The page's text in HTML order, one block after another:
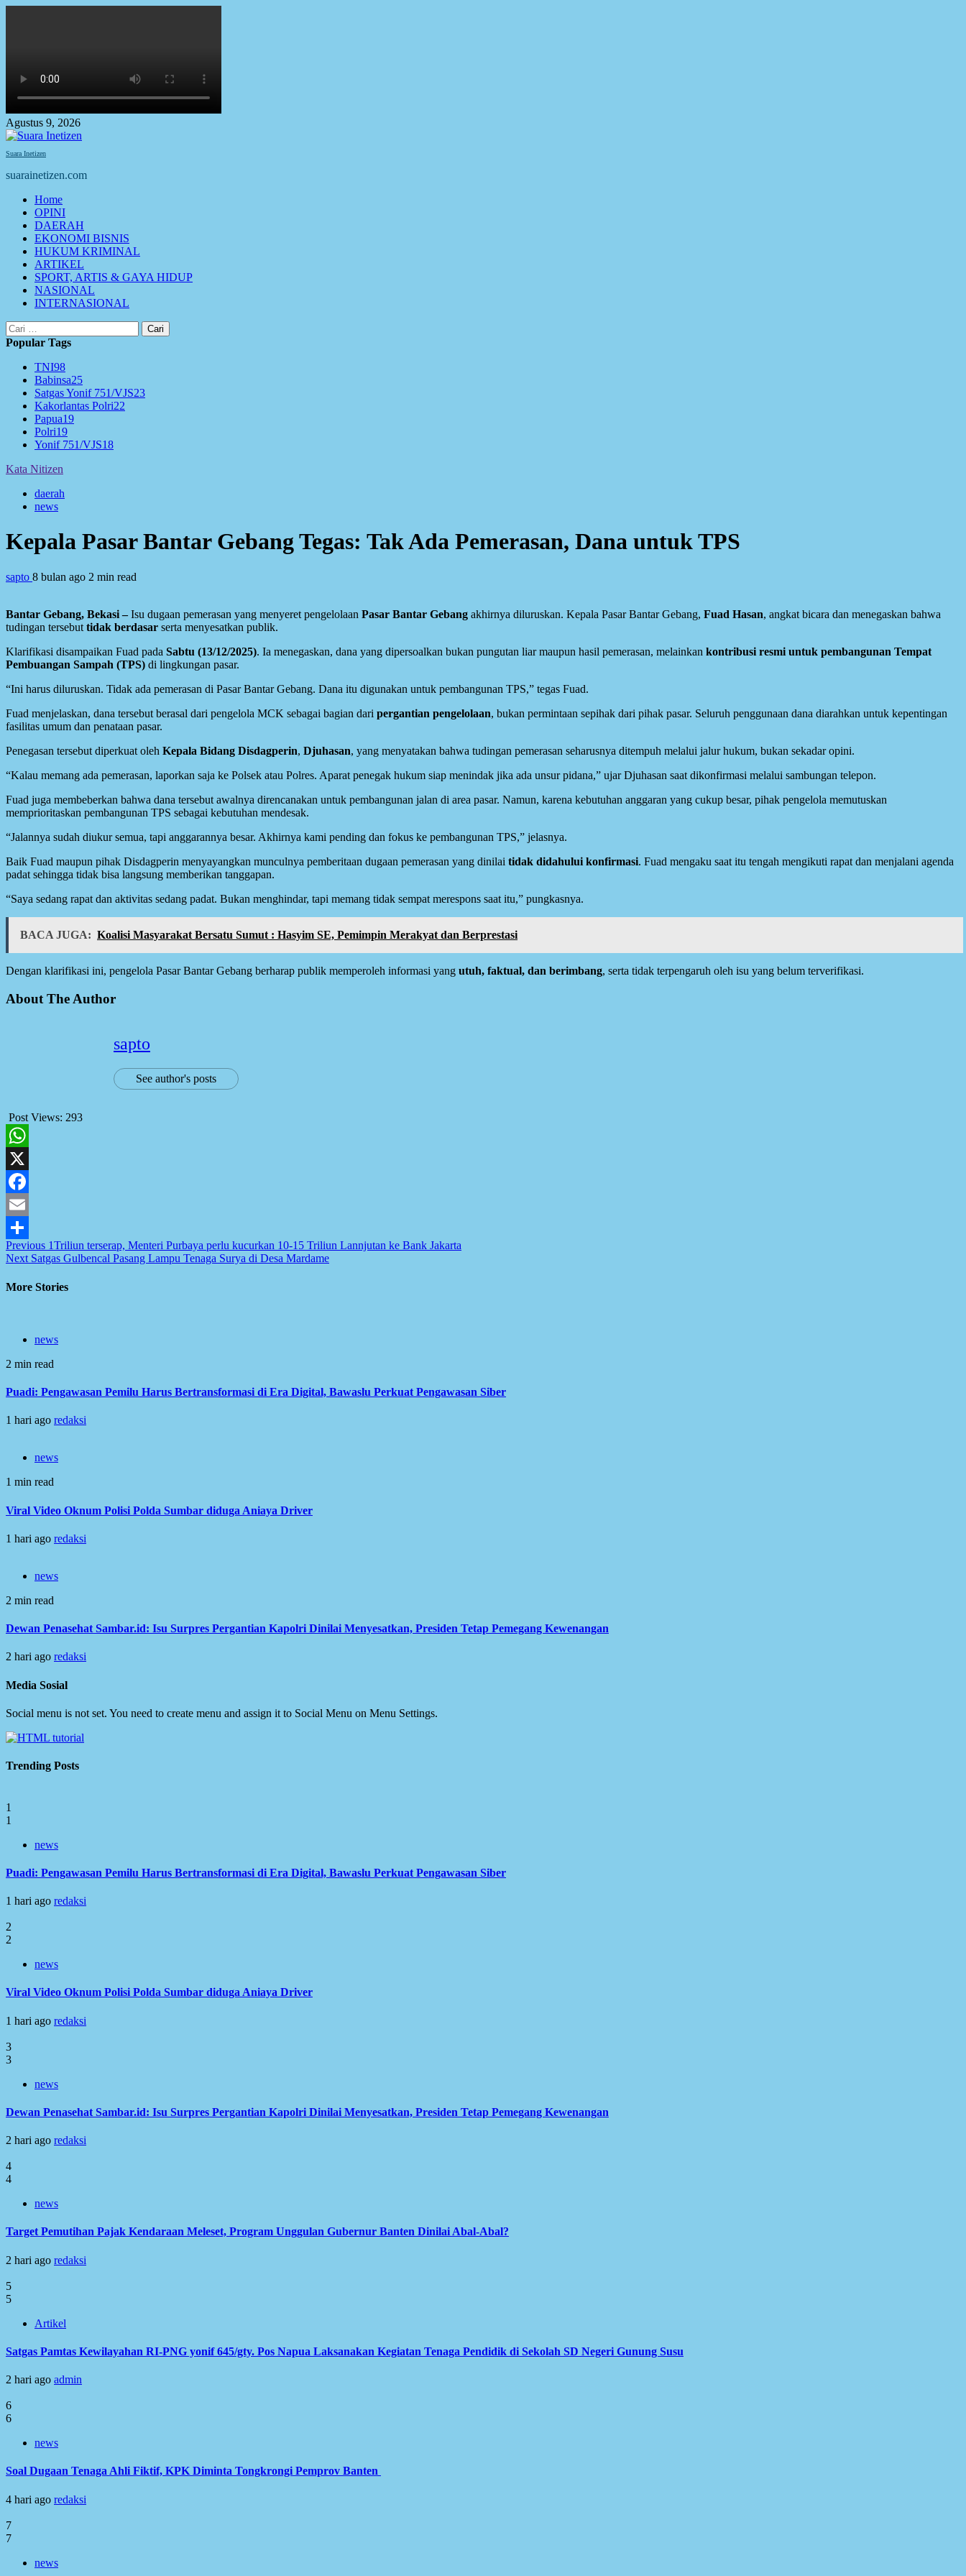
Agustus 9, 2026
Suara Inetizen
suarainetizen.com
Primary
Menu
Home
OPINI
DAERAH
EKONOMI BISNIS
HUKUM KRIMINAL
ARTIKEL
SPORT, ARTIS & GAYA HIDUP
NASIONAL
INTERNASIONAL
Cari
untuk:
Popular Tags
TNI98
Babinsa25
Satgas Yonif 751/VJS23
Kakorlantas Polri22
Papua19
Polri19
Yonif 751/VJS18
Kata Nitizen
daerah
news
Kepala Pasar Bantar Gebang Tegas: Tak Ada Pemerasan, Dana untuk TPS
sapto 8 bulan ago 2 min read
Bantar Gebang, Bekasi –Isu dugaan pemerasan yang menyeret pengelolaan Pasar Bantar Gebang akhirnya diluruskan. Kepala Pasar Bantar Gebang, Fuad Hasan, angkat bicara dan menegaskan bahwa
tudingan tersebut tidak berdasar serta menyesatkan publik.
Klarifikasi disampaikan Fuad pada Sabtu (13/12/2025). Ia menegaskan, dana yang dipersoalkan bukan pungutan liar maupun hasil pemerasan, melainkan kontribusi resmi untuk pembangunan Tempat
Pembuangan Sampah (TPS) di lingkungan pasar.
“Ini harus diluruskan. Tidak ada pemerasan di Pasar Bantar Gebang. Dana itu digunakan untuk pembangunan TPS,” tegas Fuad.
Fuad menjelaskan, dana tersebut berasal dari pengelola MCK sebagai bagian dari pergantian pengelolaan, bukan permintaan sepihak dari pihak pasar. Seluruh penggunaan dana diarahkan untuk kepentingan
fasilitas umum dan penataan pasar.
Penegasan tersebut diperkuat oleh Kepala Bidang Disdagperin, Djuhasan, yang menyatakan bahwa tudingan pemerasan seharusnya ditempuh melalui jalur hukum, bukan sekadar opini.
“Kalau memang ada pemerasan, laporkan saja ke Polsek atau Polres. Aparat penegak hukum siap menindak jika ada unsur pidana,” ujar Djuhasan saat dikonfirmasi melalui sambungan telepon.
Fuad juga membeberkan bahwa dana tersebut awalnya direncanakan untuk pembangunan jalan di area pasar. Namun, karena kebutuhan anggaran yang cukup besar, pihak pengelola memutuskan
memprioritaskan pembangunan TPS sebagai kebutuhan mendesak.
“Jalannya sudah diukur semua, tapi anggarannya besar. Akhirnya kami pending dan fokus ke pembangunan TPS,” jelasnya.
Baik Fuad maupun pihak Disdagperin menyayangkan munculnya pemberitaan dugaan pemerasan yang dinilai tidak didahului konfirmasi. Fuad mengaku saat itu tengah mengikuti rapat dan menjalani agenda
padat sehingga tidak bisa langsung memberikan tanggapan.
“Saya sedang rapat dan aktivitas sedang padat. Bukan menghindar, tapi memang tidak sempat merespons saat itu,” pungkasnya.
BACA JUGA: Koalisi Masyarakat Bersatu Sumut : Hasyim SE, Pemimpin Merakyat dan Berprestasi
Dengan klarifikasi ini, pengelola Pasar Bantar Gebang berharap publik memperoleh informasi yang utuh, faktual, dan berimbang, serta tidak terpengaruh oleh isu yang belum terverifikasi.
About The Author
sapto
See author's posts
Post Views: 293
WhatsApp
X
Facebook
Email
Share
Post
navigation
Previous 1Triliun terserap, Menteri Purbaya perlu kucurkan 10-15 Triliun Lannjutan ke Bank Jakarta
Next Satgas Gulbencal Pasang Lampu Tenaga Surya di Desa Mardame
More Stories
news
2 min read
Puadi: Pengawasan Pemilu Harus Bertransformasi di Era Digital, Bawaslu Perkuat Pengawasan Siber
1 hari ago redaksi
news
1 min read
Viral Video Oknum Polisi Polda Sumbar diduga Aniaya Driver
1 hari ago redaksi
news
2 min read
Dewan Penasehat Sambar.id: Isu Surpres Pergantian Kapolri Dinilai Menyesatkan, Presiden Tetap Pemegang Kewenangan
2 hari ago redaksi
Media Sosial
Social menu is not set. You need to create menu and assign it to Social Menu on Menu Settings.
Trending Posts
1
1
news
Puadi: Pengawasan Pemilu Harus Bertransformasi di Era Digital, Bawaslu Perkuat Pengawasan Siber
1 hari ago redaksi
2
2
news
Viral Video Oknum Polisi Polda Sumbar diduga Aniaya Driver
1 hari ago redaksi
3
3
news
Dewan Penasehat Sambar.id: Isu Surpres Pergantian Kapolri Dinilai Menyesatkan, Presiden Tetap Pemegang Kewenangan
2 hari ago redaksi
4
4
news
Target Pemutihan Pajak Kendaraan Meleset, Program Unggulan Gubernur Banten Dinilai Abal-Abal?
2 hari ago redaksi
5
5
Artikel
Satgas Pamtas Kewilayahan RI-PNG yonif 645/gty. Pos Napua Laksanakan Kegiatan Tenaga Pendidik di Sekolah SD Negeri Gunung Susu
2 hari ago admin
6
6
news
Soal Dugaan Tenaga Ahli Fiktif, KPK Diminta Tongkrongi Pemprov Banten
4 hari ago redaksi
7
7
news